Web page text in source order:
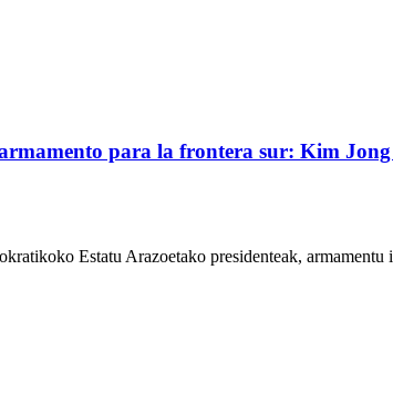
para la frontera sur: Kim
Estatu Arazoetako presidenteak, armamentu